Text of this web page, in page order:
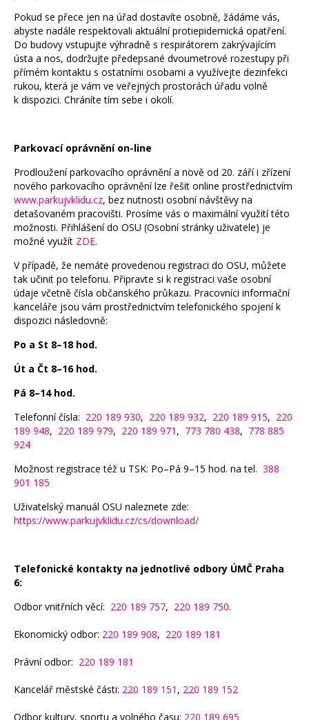
Pokud se přece jen na úřad dostavíte osobně, žádáme vás,
abyste nadále respektovali aktuální protiepidemická opatření.
Do budovy vstupujte výhradně s respirátorem zakrývajícím
ústa a nos, dodržujte předepsané dvoumetrové rozestupy při
přímém kontaktu s ostatními osobami a využívejte dezinfekci
rukou, která je vám ve veřejných prostorách úřadu volně
k dispozici. Chráníte tím sebe i okolí.
Parkovací oprávnění on-line
Prodloužení parkovacího oprávnění a nově od 20. září i zřízení
nového parkovacího oprávnění lze řešit online prostřednictvím
www.parkujvklidu.cz, bez nutnosti osobní návštěvy na
detašovaném pracovišti. Prosíme vás o maximální využití této
možnosti. Přihlášení do OSU (Osobní stránky uživatele) je
možné využít ZDE.
V případě, že nemáte provedenou registraci do OSU, můžete
tak učinit po telefonu. Připravte si k registraci vaše osobní
údaje včetně čísla občanského průkazu. Pracovníci informační
kanceláře jsou vám prostřednictvím telefonického spojení k
dispozici následovně:
Po a St 8–18 hod.
Út a Čt 8–16 hod.
Pá 8–14 hod.
Telefonní čísla: 220 189 930, 220 189 932, 220 189 915, 220
189 948, 220 189 979, 220 189 971 , 773 780 438, 778 885
924
Možnost registrace též u TSK: Po–Pá 9–15 hod. na tel. 388
901 185
Uživatelský manuál OSU naleznete zde:
https://www.parkujvklidu.cz/cs/download/
Telefonické kontakty na jednotlivé odbory ÚMČ Praha
6:
Odbor vnitřních věcí: 220 189 757, 220 189 750.
Ekonomický odbor: 220 189 908, 220 189 181
Právní odbor: 220 189 181
Kancelář městské části: 220 189 151 , 220 189 152
Odbor kultury, sportu a volného času: 220 189 695